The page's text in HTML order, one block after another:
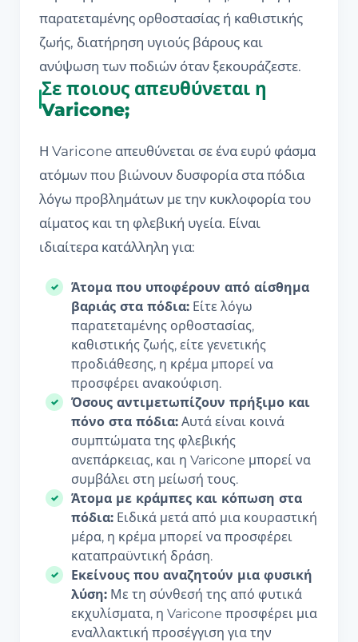
παρατεταμένης ορθοστασίας ή καθιστικής
ζωής, διατήρηση υγιούς βάρους και
ανύψωση των ποδιών όταν ξεκουράζεστε.
Σε ποιους απευθύνεται η
Varicone;
Η Varicone απευθύνεται σε ένα ευρύ φάσμα
ατόμων που βιώνουν δυσφορία στα πόδια
λόγω προβλημάτων με την κυκλοφορία του
αίματος και τη φλεβική υγεία. Είναι
ιδιαίτερα κατάλληλη για:
Άτομα που υποφέρουν από αίσθημα
βαριάς στα πόδια: Είτε λόγω
παρατεταμένης ορθοστασίας,
καθιστικής ζωής, είτε γενετικής
προδιάθεσης, η κρέμα μπορεί να
προσφέρει ανακούφιση.
Όσους αντιμετωπίζουν πρήξιμο και
πόνο στα πόδια: Αυτά είναι κοινά
συμπτώματα της φλεβικής
ανεπάρκειας, και η Varicone μπορεί να
συμβάλει στη μείωσή τους.
Άτομα με κράμπες και κόπωση στα
πόδια: Ειδικά μετά από μια κουραστική
μέρα, η κρέμα μπορεί να προσφέρει
καταπραϋντική δράση.
Εκείνους που αναζητούν μια φυσική
λύση: Με τη σύνθεσή της από φυτικά
εκχυλίσματα, η Varicone προσφέρει μια
εναλλακτική προσέγγιση για την